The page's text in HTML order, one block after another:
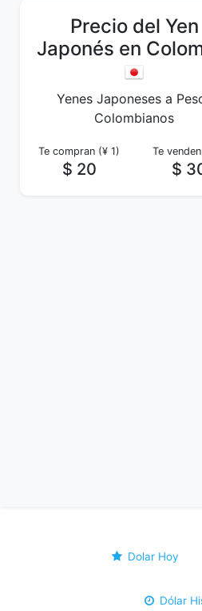
Precio del Yen
Japonés en
Yenes Japoneses a
Colombianos
Te compran (¥ 1)
$ 20
Te
$
Dolar Hoy
Dólar